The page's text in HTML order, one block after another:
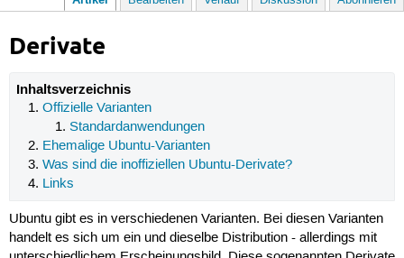
Derivate
Inhaltsverzeichnis
Offizielle Varianten
Standardanwendungen
Ehemalige Ubuntu-Varianten
Was sind die inoffiziellen Ubuntu-Derivate?
Links
Ubuntu gibt es in verschiedenen Varianten. Bei diesen Varianten
handelt es sich um ein und dieselbe Distribution - allerdings mit